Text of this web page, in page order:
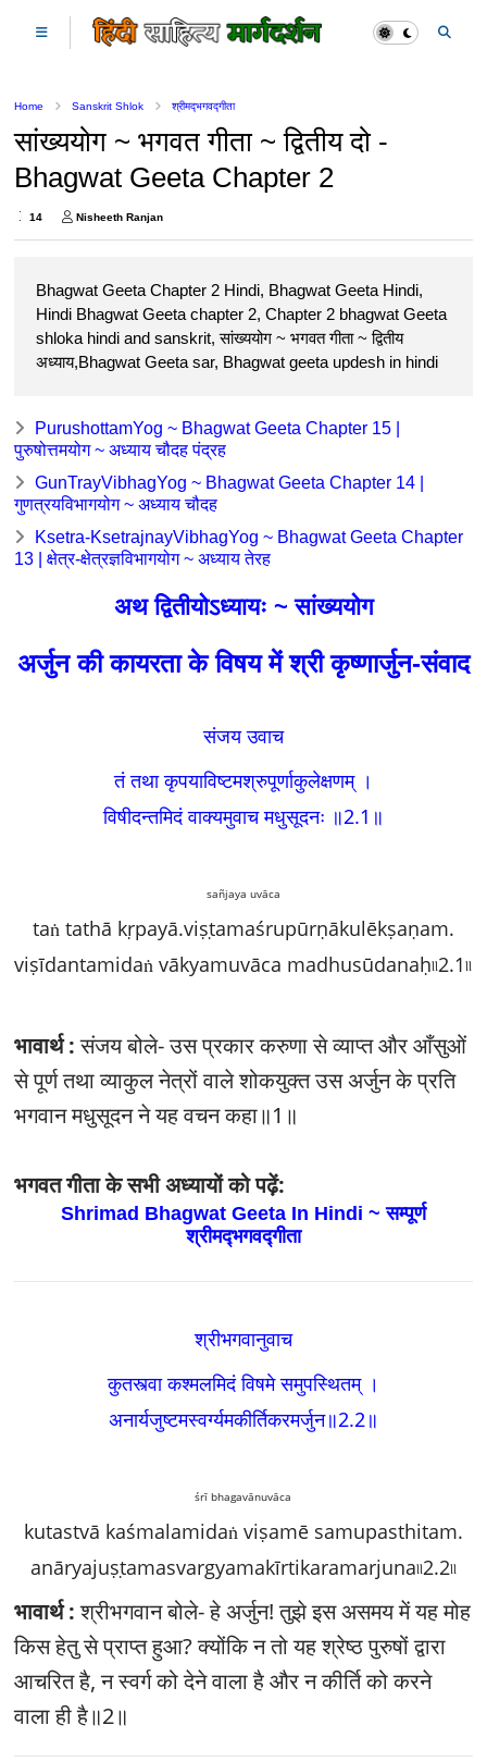
Home Sanskrit Shlok श्रीमद्‍भगवद्‍गीता
सांख्ययोग ~ भगवत गीता ~ द्वितीय दो -
Bhagwat Geeta Chapter 2
14 Nisheeth Ranjan
Bhagwat Geeta Chapter 2 Hindi, Bhagwat Geeta Hindi,
Hindi Bhagwat Geeta chapter 2, Chapter 2 bhagwat Geeta
shloka hindi and sanskrit, सांख्ययोग ~ भगवत गीता ~ द्वितीय
अध्याय,Bhagwat Geeta sar, Bhagwat geeta updesh in hindi
PurushottamYog ~ Bhagwat Geeta Chapter 15 |
पुरुषोत्तमयोग ~ अध्याय चौदह पंद्रह
GunTrayVibhagYog ~ Bhagwat Geeta Chapter 14 |
गुणत्रयविभागयोग ~ अध्याय चौदह
Ksetra-KsetrajnayVibhagYog ~ Bhagwat Geeta Chapter
13 | क्षेत्र-क्षेत्रज्ञविभागयोग ~ अध्याय तेरह
अथ द्वितीयोऽध्यायः ~ सांख्ययोग
अर्जुन की कायरता के विषय में श्री कृष्णार्जुन-संवाद
संजय उवाच
तं तथा कृपयाविष्टमश्रुपूर्णाकुलेक्षणम्‌ ।
विषीदन्तमिदं वाक्यमुवाच मधुसूदनः ॥2.1 ॥
sañjaya uvāca
taṅ tathā kṛpayā.viṣṭamaśrupūrṇākulēkṣaṇam.
viṣīdantamidaṅ vākyamuvāca madhusūdanaḥ৷৷2.1৷৷
भावार्थ :संजय बोले- उस प्रकार करुणा से व्याप्त और आँसुओं
से पूर्ण तथा व्याकुल नेत्रों वाले शोकयुक्त उस अर्जुन के प्रति
भगवान मधुसूदन ने यह वचन कहा॥1॥
भगवत गीता के सभी अध्यायों को पढ़ें:
Shrimad Bhagwat Geeta In Hindi ~ सम्पूर्ण
श्रीमद्‍भगवद्‍गीता
श्रीभगवानुवाच
कुतस्त्वा कश्मलमिदं विषमे समुपस्थितम्‌ ।
अनार्यजुष्टमस्वर्ग्यमकीर्तिकरमर्जुन॥2.2॥
śrī bhagavānuvāca
kutastvā kaśmalamidaṅ viṣamē samupasthitam.
anāryajuṣṭamasvargyamakīrtikaramarjuna৷৷2.2৷৷
भावार्थ :श्रीभगवान बोले- हे अर्जुन! तुझे इस असमय में यह मोह
किस हेतु से प्राप्त हुआ? क्योंकि न तो यह श्रेष्ठ पुरुषों द्वारा
आचरित है, न स्वर्ग को देने वाला है और न कीर्ति को करने
वाला ही है॥2॥